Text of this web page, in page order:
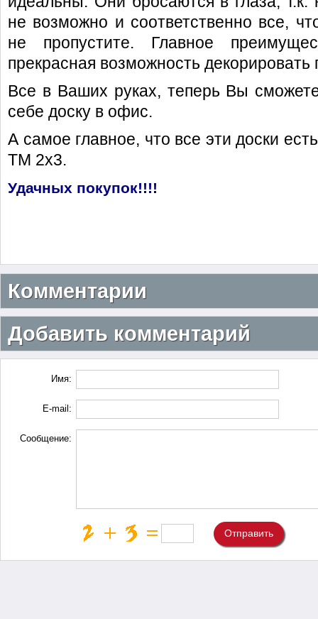
не возможно и соответственно все,
не пропустите. Главное
прекрасная возможность
Все в Ваших руках, теперь Вы
себе доску в офис.
А самое главное, что все эти доски
ТМ 2х3.
Удачных покупок!!!!
Комментарии
Добавить комментарий
Имя:
E-mail:
Сообщение:
Отправить